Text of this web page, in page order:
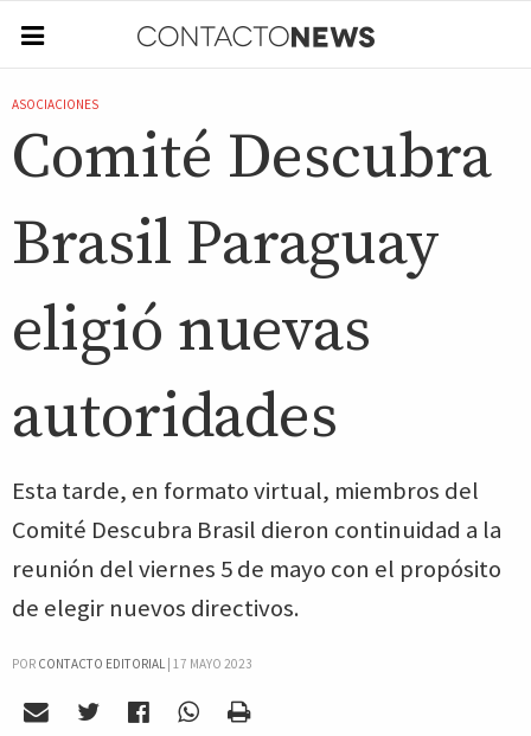
ASOCIACIONES
Comité Descubra
Brasil Paraguay
eligió nuevas
autoridades
Esta tarde, en formato virtual, miembros del
Comité Descubra Brasil dieron continuidad a la
reunión del viernes 5 de mayo con el propósito
de elegir nuevos directivos.
POR CONTACTO EDITORIAL| 17 MAYO 2023